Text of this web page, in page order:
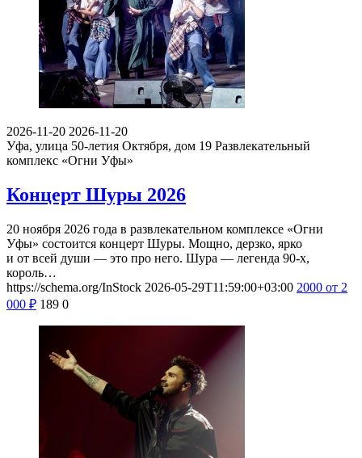
2026-11-20 2026-11-20
Уфа, улица 50-летия Октября, дом 19 Развлекательный
комплекс «Огни Уфы»
Концерт Шуры 2026
20 ноября 2026 года в развлекательном комплексе «Огни
Уфы» состоится концерт Шуры. Мощно, дерзко, ярко
и от всей души — это про него. Шура — легенда 90-х,
король…
https://schema.org/InStock 2026-05-29T11:59:00+03:00 2000 от 2
000 ₽ 189 0